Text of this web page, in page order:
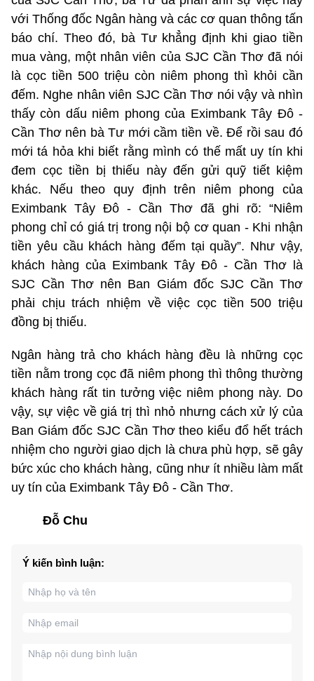
với Thống đốc Ngân hàng và các cơ quan thông tấn
báo chí. Theo đó, bà Tư khẳng định khi giao tiền
mua vàng, một nhân viên của SJC Cần Thơ đã nói
là cọc tiền 500 triệu còn niêm phong thì khỏi cần
đếm. Nghe nhân viên SJC Cần Thơ nói vậy và nhìn
thấy còn dấu niêm phong của Eximbank Tây Đô -
Cần Thơ nên bà Tư mới cầm tiền về. Để rồi sau đó
mới tá hỏa khi biết rằng mình có thế mất uy tín khi
đem cọc tiền bị thiếu này đến gửi quỹ tiết kiệm
khác. Nếu theo quy định trên niêm phong của
Eximbank Tây Đô - Cần Thơ đã ghi rõ: “Niêm
phong chỉ có giá trị trong nội bộ cơ quan - Khi nhận
tiền yêu cầu khách hàng đếm tại quầy”. Như vậy,
khách hàng của Eximbank Tây Đô - Cần Thơ là
SJC Cần Thơ nên Ban Giám đốc SJC Cần Thơ
phải chịu trách nhiệm về việc cọc tiền 500 triệu
đồng bị thiếu.
Ngân hàng trả cho khách hàng đều là những cọc
tiền nằm trong cọc đã niêm phong thì thông thường
khách hàng rất tin tưởng việc niêm phong này. Do
vậy, sự việc về giá trị thì nhỏ nhưng cách xử lý của
Ban Giám đốc SJC Cần Thơ theo kiểu đổ hết trách
nhiệm cho người giao dịch là chưa phù hợp, sẽ gây
bức xúc cho khách hàng, cũng như ít nhiều làm mất
uy tín của Eximbank Tây Đô - Cần Thơ.
Đỗ Chu
Ý kiến bình luận: